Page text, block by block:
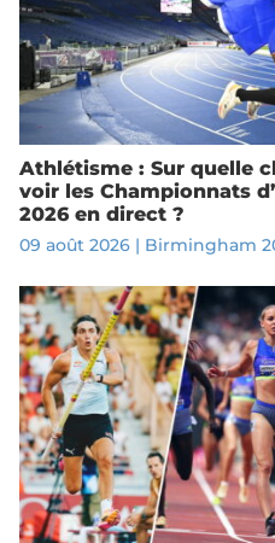
Athlétisme : Sur quelle
voir les Championnats
2026 en direct ?
09 août 2026| Birmingham